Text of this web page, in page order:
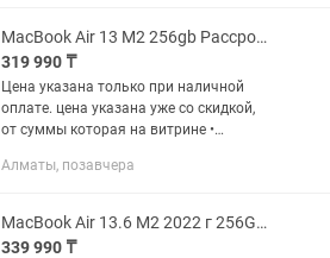
MacBook Air 13 M2 256gb Рассрочка Гарантия Магазин Red Geek
319 990 ₸
Цена указана только при наличной
оплате. цена указана уже со скидкой,
от суммы которая на витрине •
Гарантия -30 дней • MacBook Air 13 M2
Алматы, позавчера
MacBook Air 13.6 M2 2022 г 256GB Рассрочка Магазин Red Geek
339 990 ₸